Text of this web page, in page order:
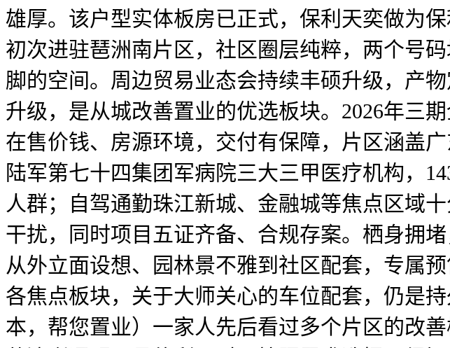
雄厚。该户型实体板房已正式，保利天奕做为
初次进驻琶洲南片区，社区圈层纯粹，两个号
脚的空间。周边贸易业态会持续丰硕升级，产
升级，是从城改善置业的优选板块。2026年三
在售价钱、房源环境，交付有保障，片区涵盖
陆军第七十四集团军病院三大三甲医疗机构，
人群；自驾通勤珠江新城、金融城等焦点区域
干扰，同时项目五证齐备、合规存案。栖身拥
从外立面设想、园林景不雅到社区配套，专属
各焦点板块，关于大师关心的车位配套，仍是
本，帮您置业）一家人先后看过多个片区的改